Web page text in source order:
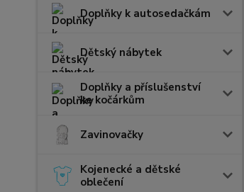
Doplňky k autosedačkám
Dětský nábytek
Doplňky a příslušenství
ke kočárkům
Zavinovačky
Kojenecké a dětské
oblečení